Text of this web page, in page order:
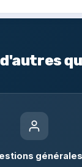
générales